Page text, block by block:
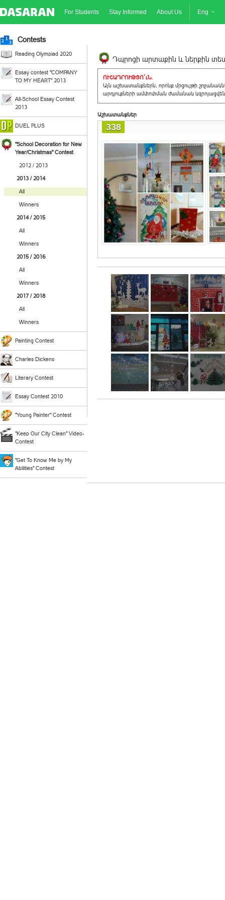
For Students Stay Informed About Us Eng
Contests
Reading Olympiad 2020
Essay contest "COMPANY
TO MY HEART" 2013
All-School Essay Contest
2013
DUEL PLUS
"School Decoration for New
Year/Christmas" Contest
2012 / 2013
2013 / 2014
All
Winners
2014 / 2015
All
Winners
2015 / 2016
All
Winners
2017 / 2018
All
Winners
Painting Contest
Charles Dickens
Literary Contest
Essay Contest 2010
"Young Painter" Contest
"Keep Our City Clean" Video-
Contest
"Get To Know Me by My
Abilities" Contest
Դպրոցի արտաքին և ներքին
ՈՒՇԱԴՐՈՒԹՅՈ´ւՆ.
Այն աշխատանքներն, որոնք մրցույթի
արդյուքների ամփոփման ժամանակ
Աշխատանքներ
338